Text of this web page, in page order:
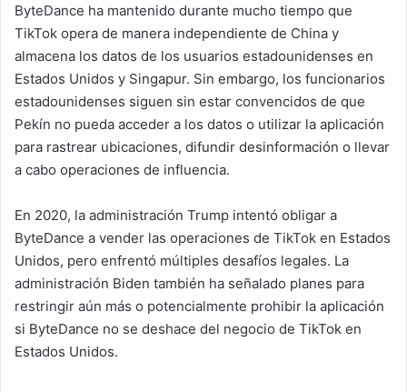
ByteDance ha mantenido durante mucho tiempo que
TikTok opera de manera independiente de China y
almacena los datos de los usuarios estadounidenses en
Estados Unidos y Singapur. Sin embargo, los funcionarios
estadounidenses siguen sin estar convencidos de que
Pekín no pueda acceder a los datos o utilizar la aplicación
para rastrear ubicaciones, difundir desinformación o llevar
a cabo operaciones de influencia.
En 2020, la administración Trump intentó obligar a
ByteDance a vender las operaciones de TikTok en Estados
Unidos, pero enfrentó múltiples desafíos legales. La
administración Biden también ha señalado planes para
restringir aún más o potencialmente prohibir la aplicación
si ByteDance no se deshace del negocio de TikTok en
Estados Unidos.